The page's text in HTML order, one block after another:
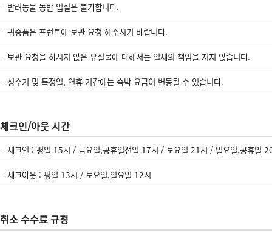
- 반려동물 동반 입실은 불가합니다.
- 귀중품은 프런트에 보관 요청 해주시기 바랍니다.
- 보관 요청을 하시지 않은 유실물에 대해서는 일체의 책임을 지지 않습니다.
- 성수기 및 특정일, 연휴 기간에는 숙박 요금이 변동될 수 있습니다.
체크인/아웃 시간
- 체크인 : 평일 15시 / 금요일,공휴일전일 17시 / 토요일 21시 / 일요일,공휴일
- 체크아웃 : 평일 13시 / 토요일,일요일 12시
취소 수수료 규정